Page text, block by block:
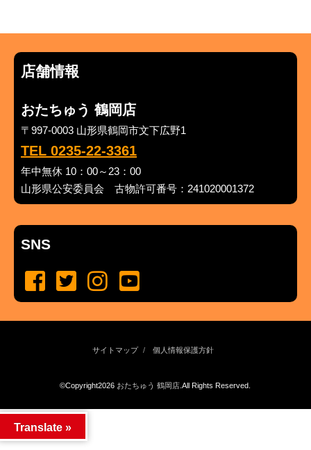
店舗情報
おたちゅう 鶴岡店
〒997-0003 山形県鶴岡市文下広野1
TEL 0235-22-3361
年中無休 10：00～23：00
山形県公安委員会 古物許可番号：241020001372
SNS
サイトマップ 個人情報保護方針
©Copyright2026 おたちゅう 鶴岡店 .All Rights Reserved.
Translate »